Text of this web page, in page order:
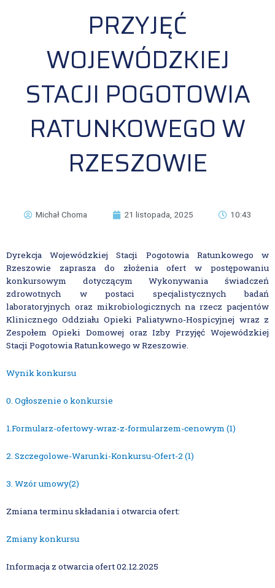
PRZYJĘĆ
WOJEWÓDZKIEJ
STACJI POGOTOWIA
RATUNKOWEGO W
RZESZOWIE
Michał Choma 21 listopada, 2025 10:43
Dyrekcja Wojewódzkiej Stacji Pogotowia Ratunkowego w
Rzeszowie zaprasza do złożenia ofert w postępowaniu
konkursowym dotyczącym Wykonywania świadczeń
zdrowotnych w postaci specjalistycznych badań
laboratoryjnych oraz mikrobiologicznych na rzecz pacjentów
Klinicznego Oddziału Opieki Paliatywno-Hospicyjnej wraz z
Zespołem Opieki Domowej oraz Izby Przyjęć Wojewódzkiej
Stacji Pogotowia Ratunkowego w Rzeszowie.
Wynik konkursu
0. Ogłoszenie o konkursie
1.Formularz-ofertowy-wraz-z-formularzem-cenowym (1)
2. Szczegolowe-Warunki-Konkursu-Ofert-2 (1)
3. Wzór umowy(2)
Zmiana terminu składania i otwarcia ofert:
Zmiany konkursu
Informacja z otwarcia ofert 02.12.2025